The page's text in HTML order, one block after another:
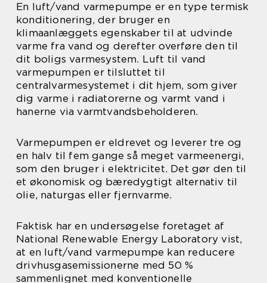
En luft/vand varmepumpe er en type termisk
konditionering, der bruger en
klimaanlæggets egenskaber til at udvinde
varme fra vand og derefter overføre den til
dit boligs varmesystem. Luft til vand
varmepumpen er tilsluttet til
centralvarmesystemet i dit hjem, som giver
dig varme i radiatorerne og varmt vand i
hanerne via varmtvandsbeholderen.
Varmepumpen er eldrevet og leverer tre og
en halv til fem gange så meget varmeenergi,
som den bruger i elektricitet. Det gør den til
et økonomisk og bæredygtigt alternativ til
olie, naturgas eller fjernvarme.
Faktisk har en undersøgelse foretaget af
National Renewable Energy Laboratory vist,
at en luft/vand varmepumpe kan reducere
drivhusgasemissionerne med 50 %
sammenlignet med konventionelle